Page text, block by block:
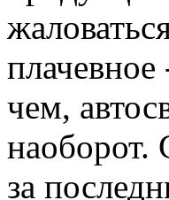
чем,
наоборот.
за